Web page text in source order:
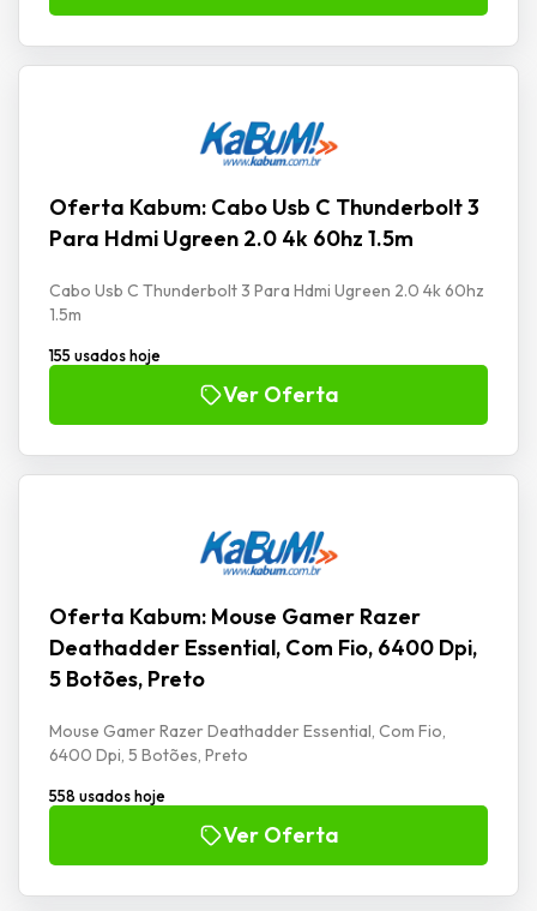
Oferta Kabum: Cabo Usb C Thunderbolt 3
Para Hdmi Ugreen 2.0 4k 60hz 1.5m
Cabo Usb C Thunderbolt 3 Para Hdmi Ugreen 2.0 4k 60hz
1.5m
155 usados hoje
Ver Oferta
Oferta Kabum: Mouse Gamer Razer
Deathadder Essential, Com Fio, 6400 Dpi,
5 Botões, Preto
Mouse Gamer Razer Deathadder Essential, Com Fio,
6400 Dpi, 5 Botões, Preto
558 usados hoje
Ver Oferta